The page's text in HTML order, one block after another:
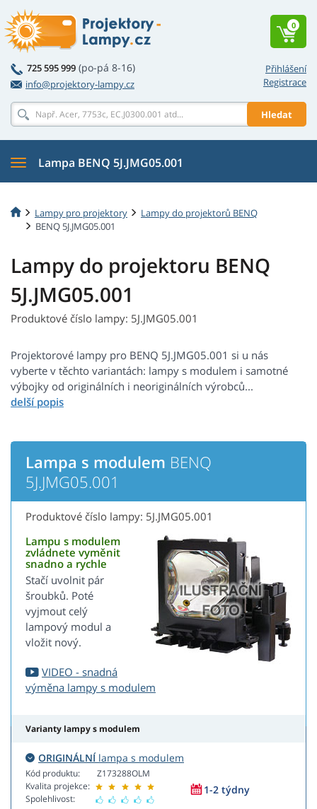
Přihlášení
Registrace
725 595 999 (po-pá 8-16)
info@projektory-lampy.cz
Hledat
0
Lampa BENQ 5J.JMG05.001
Lampy pro projektory
Lampy do projektorů BENQ
BENQ 5J.JMG05.001
Lampy do projektoru BENQ
5J.JMG05.001
Produktové číslo lampy: 5J.JMG05.001
Projektorové lampy pro BENQ 5J.JMG05.001 si u nás
vyberte v těchto variantách: lampy s modulem i samotné
výbojky od originálních i neoriginálních výrobců...
Lampa s modulem BENQ
5J.JMG05.001
Produktové číslo lampy: 5J.JMG05.001
Lampu s modulem
zvládnete vyměnit
snadno a rychle
Stačí uvolnit pár
šroubků. Poté
vyjmout celý
lampový modul a
vložit nový.
VIDEO - snadná
výměna lampy s modulem
Varianty lampy s modulem
ORIGINÁLNÍlampa s modulem
Kód produktu:
Kvalita projekce:
Spolehlivost:
Z173288OLM
1-2 týdny